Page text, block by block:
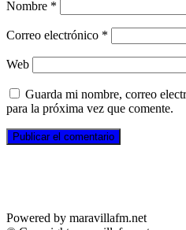
Nombre *
Correo electrónico *
Web
Guarda mi nombre, correo
para la próxima vez que comente.
Powered by maravillafm.net